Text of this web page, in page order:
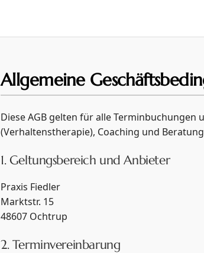
Allgemeine
Diese AGB gelten für alle
(Verhaltenstherapie), Coaching und
1. Geltungsbereich und Anbieter
Praxis Fiedler
Marktstr. 15
48607 Ochtrup
2. Terminvereinbarung